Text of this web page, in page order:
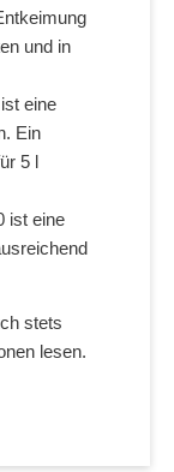
und in
eine
Ein
5 l
ist eine
stets
lesen.